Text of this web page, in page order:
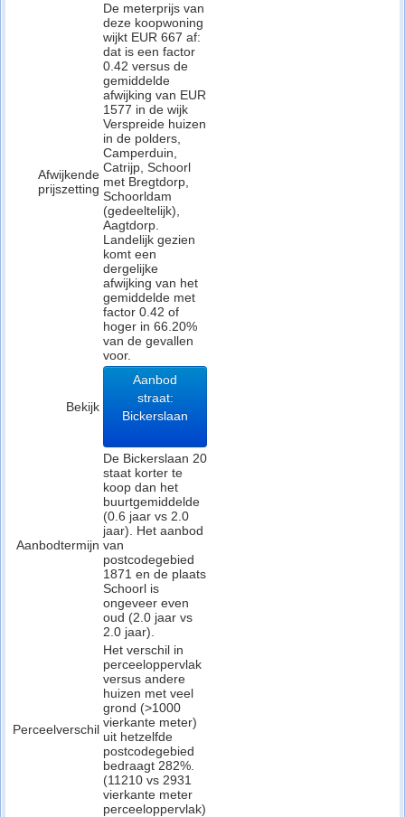
Afwijkende
prijszetting
De meterprijs van
deze koopwoning
wijkt EUR 667 af:
dat is een factor
0.42 versus de
gemiddelde
afwijking van EUR
1577 in de wijk
Verspreide huizen
in de polders,
Camperduin,
Catrijp, Schoorl
met Bregtdorp,
Schoorldam
(gedeeltelijk),
Aagtdorp.
Landelijk gezien
komt een
dergelijke
afwijking van het
gemiddelde met
factor 0.42 of
hoger in 66.20%
van de gevallen
voor.
Bekijk
Aanbod
straat:
Bickerslaan
Aanbodtermijn
De Bickerslaan 20
staat korter te
koop dan het
buurtgemiddelde
(0.6 jaar vs 2.0
jaar). Het aanbod
van
postcodegebied
1871 en de plaats
Schoorl is
ongeveer even
oud (2.0 jaar vs
2.0 jaar).
Perceelverschil
Het verschil in
perceeloppervlak
versus andere
huizen met veel
grond (>1000
vierkante meter)
uit hetzelfde
postcodegebied
bedraagt 282%.
(11210 vs 2931
vierkante meter
perceeloppervlak)